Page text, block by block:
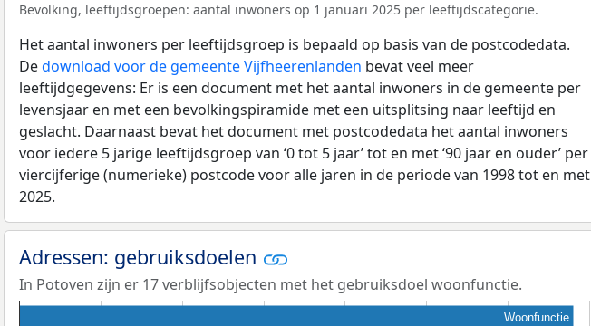
Bevolking, leeftijdsgroepen: aantal inwoners op 1 januari 2025 per leeftijdscategorie.
Het aantal inwoners per leeftijdsgroep is bepaald op basis van de postcodedata.
Dedownload voor de gemeente Vijfheerenlanden bevat veel meer
leeftijdgegevens: Er is een document met het aantal inwoners in de gemeente per
levensjaar en met een bevolkingspiramide met een uitsplitsing naar leeftijd en
geslacht. Daarnaast bevat het document met postcodedata het aantal inwoners
voor iedere 5 jarige leeftijdsgroep van ‘0 tot 5 jaar’ tot en met ‘90 jaar en ouder’ per
viercijferige (numerieke) postcode voor alle jaren in de periode van 1998 tot en met
2025.
Adressen: gebruiksdoelen
In Potoven zijn er 17 verblijfsobjecten met het gebruiksdoel woonfunctie.
Woonfunctie